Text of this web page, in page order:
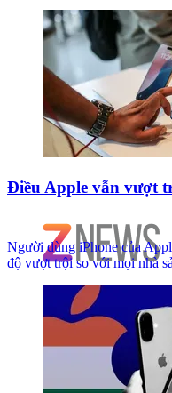
Điều Apple vẫn vượt
Người dùng iPhone của
độ vượt trội so với mọi nhà